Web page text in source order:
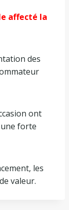
affecté la
des
ont
forte
les
valeur.